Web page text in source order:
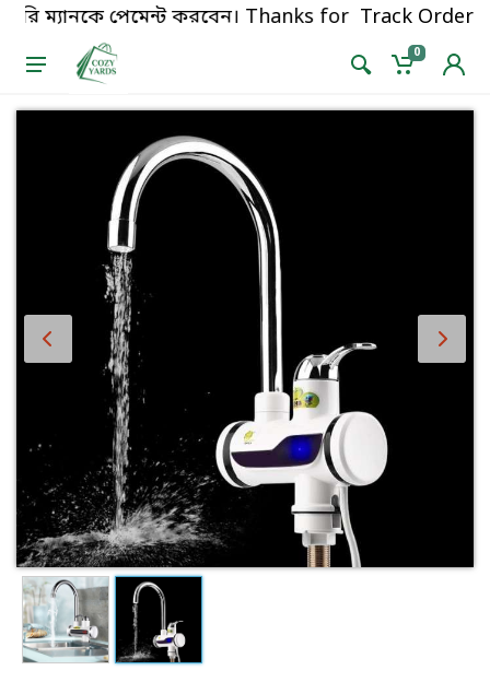
ম্যানকে পেমেন্ট করবেন। Thanks for shopping!
Track Order
0